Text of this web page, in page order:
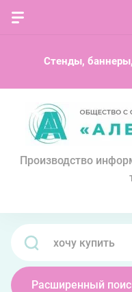
Стенды,
Производство
Расширенный